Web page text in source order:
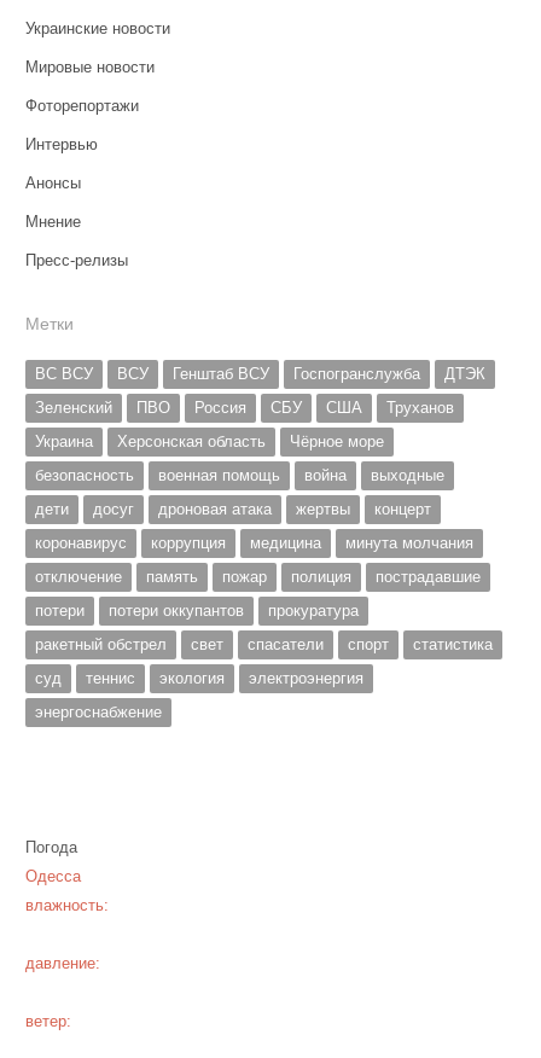
Украинские новости
Мировые новости
Фоторепортажи
Интервью
Анонсы
Мнение
Пресс-релизы
Метки
ВС ВСУ ВСУ Генштаб ВСУ Госпогранслужба
ДТЭК
Зеленский
ПВО Россия СБУ США
Труханов
Украина
Херсонская область
Чёрное море
безопасность
военная помощь война
выходные
дети
досуг дроновая атака жертвы
концерт
коронавирус
коррупция медицина
минута молчания
отключение
память пожар полиция
пострадавшие
потери
потери оккупантов
прокуратура
ракетный обстрел
свет спасатели спорт
статистика
суд
теннис экология
электроэнергия
энергоснабжение
Погода
Одесса
влажность:
давление:
ветер: